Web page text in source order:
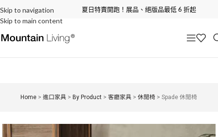
Skip to navigation
Skip to main content
夏日特賣開跑！展品、絕版品最低 6 折起
Home >進口家具 > By Product >客廳家具 >休閒椅 >Spade 休閒椅